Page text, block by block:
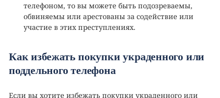
телефоном, то вы можете быть подозреваемы,
обвиняемы или арестованы за содействие или
участие в этих преступлениях.
Как избежать покупки украденного или
поддельного телефона
Если вы хотите избежать покупки украденного или